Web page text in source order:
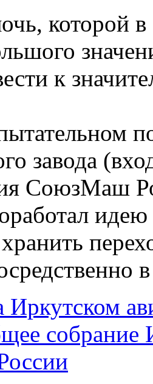
которой
к
завода
СоюзМаш
идею
Иркутском
собрание